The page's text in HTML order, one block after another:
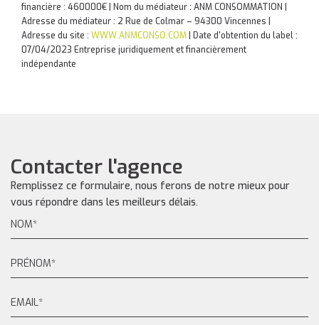
financière : 460000€ | Nom du médiateur : ANM CONSOMMATION |
Adresse du médiateur : 2 Rue de Colmar – 94300 Vincennes |
Adresse du site : WWW.ANMCONSO.COM | Date d'obtention du label :
07/04/2023 Entreprise juridiquement et financièrement
indépendante
Contacter l'agence
Remplissez ce formulaire, nous ferons de notre mieux pour
vous répondre dans les meilleurs délais.